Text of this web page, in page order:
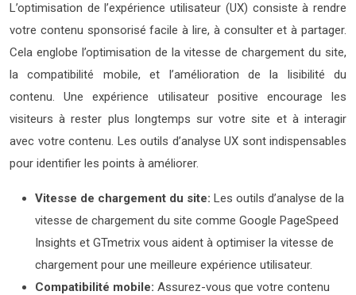
L’optimisation de l’expérience utilisateur (UX) consiste à rendre
votre contenu sponsorisé facile à lire, à consulter et à partager.
Cela englobe l’optimisation de la vitesse de chargement du site,
la compatibilité mobile, et l’amélioration de la lisibilité du
contenu. Une expérience utilisateur positive encourage les
visiteurs à rester plus longtemps sur votre site et à interagir
avec votre contenu. Les outils d’analyse UX sont indispensables
pour identifier les points à améliorer.
Vitesse de chargement du site: Les outils d’analyse de la
vitesse de chargement du site comme Google PageSpeed
Insights et GTmetrix vous aident à optimiser la vitesse de
chargement pour une meilleure expérience utilisateur.
Compatibilité mobile: Assurez-vous que votre contenu